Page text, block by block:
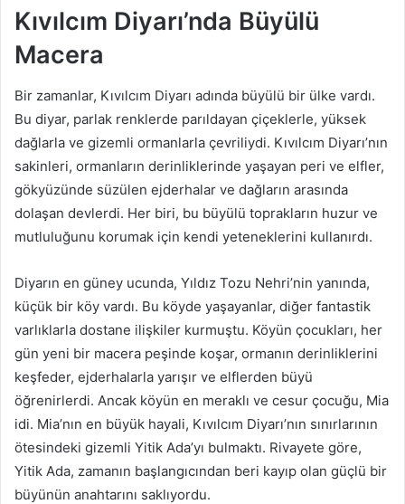
Kıvılcım Diyarı’nda Büyülü
Macera
Bir zamanlar, Kıvılcım Diyarı adında büyülü bir ülke vardı.
Bu diyar, parlak renklerde parıldayan çiçeklerle, yüksek
dağlarla ve gizemli ormanlarla çevriliydi. Kıvılcım Diyarı’nın
sakinleri, ormanların derinliklerinde yaşayan peri ve elfler,
gökyüzünde süzülen ejderhalar ve dağların arasında
dolaşan devlerdi. Her biri, bu büyülü toprakların huzur ve
mutluluğunu korumak için kendi yeteneklerini kullanırdı.
Diyarın en güney ucunda, Yıldız Tozu Nehri’nin yanında,
küçük bir köy vardı. Bu köyde yaşayanlar, diğer fantastik
varlıklarla dostane ilişkiler kurmuştu. Köyün çocukları, her
gün yeni bir macera peşinde koşar, ormanın derinliklerini
keşfeder, ejderhalarla yarışır ve elflerden büyü
öğrenirlerdi. Ancak köyün en meraklı ve cesur çocuğu, Mia
idi. Mia’nın en büyük hayali, Kıvılcım Diyarı’nın sınırlarının
ötesindeki gizemli Yitik Ada’yı bulmaktı. Rivayete göre,
Yitik Ada, zamanın başlangıcından beri kayıp olan güçlü bir
büyünün anahtarını saklıyordu.